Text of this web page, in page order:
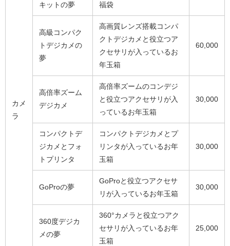
カメ
ラ
キットの夢
福袋
高級コンパク
トデジカメの
夢
高画質レンズ搭載コンパ
クトデジカメと役立つア
クセサリが入っているお
年玉箱
60,000
高倍率ズーム
デジカメ
高倍率ズームのコンデジ
と役立つアクセサリが入
っているお年玉箱
30,000
コンパクトデ
ジカメとフォ
トプリンタ
コンパクトデジカメとプ
リンタが入っているお年
玉箱
30,000
GoProの夢
GoProと役立つアクセサ
リが入っているお年玉箱
30,000
360度デジカ
メの夢
360°カメラと役立つアク
セサリが入っているお年
玉箱
25,000